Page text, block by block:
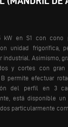
en S1 con cono
unidad frigorífica,
industrial. Asimismo,
y cortes con gran
permite efectuar
del perfil en 3
está disponible
particularmente